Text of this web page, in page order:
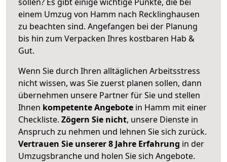
einem Umzug von Hamm nach Recklinghausen
zu beachten sind. Angefangen bei der Planung
bis hin zum Verpacken Ihres kostbaren Hab &
Gut.
Wenn Sie durch Ihren alltäglichen Arbeitsstress
nicht wissen, was Sie zuerst planen sollen, dann
übernehmen unsere Partner für Sie und stellen
Ihnen kompetente Angebote in Hamm mit einer
Checkliste. Zögern Sie nicht, unsere Dienste in
Anspruch zu nehmen und lehnen Sie sich zurück.
Vertrauen Sie unserer 8 Jahre Erfahrung in der
Umzugsbranche und holen Sie sich Angebote.